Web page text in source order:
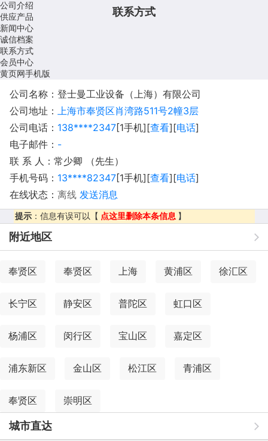
联系方式
公司介绍
供应产品
新闻中心
诚信档案
联系方式
会员中心
黄页网手机版
公司名称：登士曼工业设备（上海）有限公司
公司地址： 上海市奉贤区肖湾路511号2幢3层
公司电话： 138****2347[1手机][查看][电话]
电子邮件： -
联 系 人：常少卿 （先生）
手机号码： 13****82347[1手机][查看][电话]
在线状态： 离线 发送消息
提示：信息有误可以【 点这里删除本条信息 】
附近地区
奉贤区 奉贤区 上海 黄浦区 徐汇区
长宁区 静安区 普陀区 虹口区
杨浦区 闵行区 宝山区 嘉定区
浦东新区 金山区 松江区 青浦区
奉贤区 崇明区
城市直达